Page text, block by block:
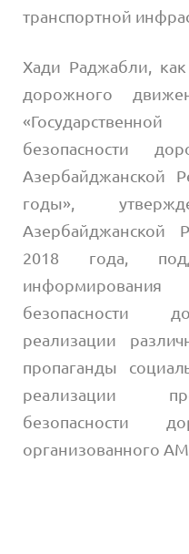
транспортной
Хади Раджабли,
дорожного
безопасности
Азербайджанской
годы»,
Азербайджанской
2018 года,
безопасности
реализации
пропаганды
реализации
безопасности
организованного